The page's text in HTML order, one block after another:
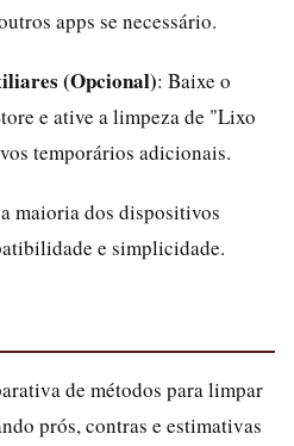
apps se necessário.
(Opcional): Baixe o
e ative a limpeza de "Lixo
temporários adicionais.
maioria dos dispositivos
e simplicidade.
de métodos para limpar
prós, contras e estimativas